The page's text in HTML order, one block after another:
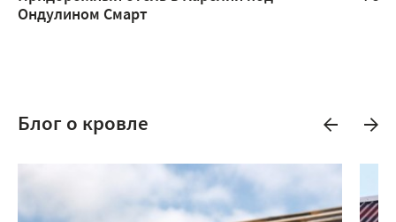
Ондулином Смарт
Блог о кровле